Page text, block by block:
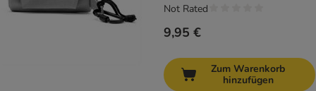
9,95 €
Not Rated
Zum Warenkorb
hinzufügen